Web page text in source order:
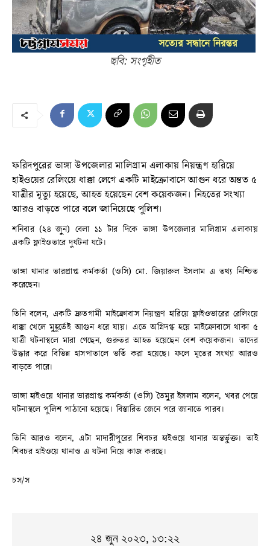
ছবি: সংগৃহীত
ফরিদপুরের ভাঙ্গা উপজেলার মালিগ্রাম এলাকায় নিয়ন্ত্রণ হারিয়ে
হাইওয়ের রেলিংয়ে ধাক্কা লেগে একটি মাইক্রোবাসে আগুন ধরে অন্তত ৫
যাত্রীর মৃত্যু হয়েছে, আহত হয়েছেন বেশ কয়েকজন। নিহতের সংখ্যা
আরও বাড়তে পারে বলে জানিয়েছে পুলিশ।
শনিবার (২৪ জুন) বেলা ১১ টার দিকে ভাঙ্গা উপজেলার মালিগ্রাম এলাকায়
একটি ফ্লাইওভারে দুর্ঘটনা ঘটে।
ভাঙ্গা থানার ভারপ্রাপ্ত কর্মকর্তা (ওসি) মো. জিয়ারুল ইসলাম এ তথ্য নিশ্চিত
করেছেন।
তিনি বলেন, একটি দ্রুতগামী মাইক্রোবাস নিয়ন্ত্রণ হারিয়ে ফ্লাইওভারের রেলিংয়ে
ধাক্কা খেলে মুহূর্তেই আগুন ধরে যায়। এতে অগ্নিদগ্ধ হয়ে মাইক্রোবাসে থাকা ৫
যাত্রী ঘটনাস্থলে মারা গেছেন, গুরুতর আহত হয়েছেন বেশ কয়েকজন। তাদের
উদ্ধার করে বিভিন্ন হাসপাতালে ভর্তি করা হয়েছে। ফলে মৃতের সংখ্যা আরও
বাড়তে পারে।
ভাঙ্গা হাইওয়ে থানার ভারপ্রাপ্ত কর্মকর্তা (ওসি) তৈমুর ইসলাম বলেন, খবর পেয়ে
ঘটনাস্থলে পুলিশ পাঠানো হয়েছে। বিস্তারিত জেনে পরে জানাতে পারব।
তিনি আরও বলেন, এটা মাদারীপুরের শিবচর হাইওয়ে থানার অন্তর্ভুক্ত। তাই
শিবচর হাইওয়ে থানাও এ ঘটনা নিয়ে কাজ করছে।
চস/স
২৪ জুন ২০২৩, ১৩:২২